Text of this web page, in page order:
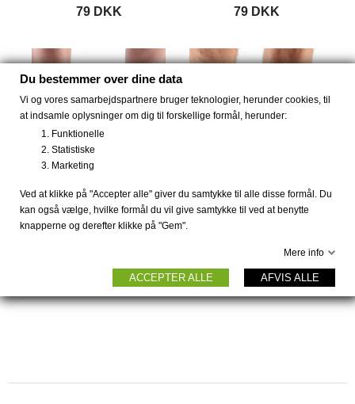
79 DKK 79 DKK
UDSOLGT
59 DKK
Bambus strømper dame
og...
59 DKK
Du bestemmer over dine data
Vi og vores samarbejdspartnere bruger teknologier, herunder cookies, til
at indsamle oplysninger om dig til forskellige formål, herunder:
Funktionelle
Statistiske
Marketing
Ved at klikke på "Accepter alle" giver du samtykke til alle disse formål. Du
kan også vælge, hvilke formål du vil give samtykke til ved at benytte
knapperne og derefter klikke på "Gem".
Mere info
ACCEPTER ALLE AFVIS ALLE